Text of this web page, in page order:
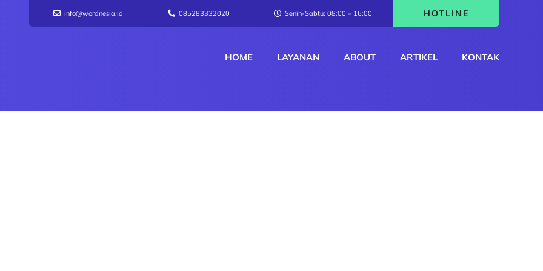
info@wordnesia.id 085283332020 Senin-Sabtu: 08:00 – 16:00 HOTLINE
HOME LAYANAN ABOUT ARTIKEL KONTAK